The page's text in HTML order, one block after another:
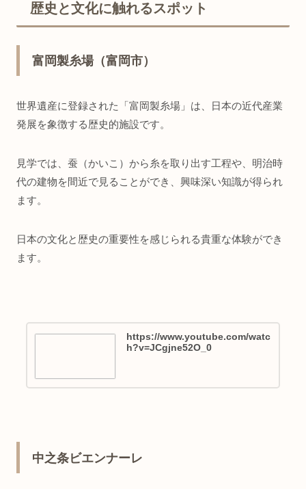
歴史と文化に触れるスポット
富岡製糸場（富岡市）
世界遺産に登録された「富岡製糸場」は、日本の近代産業
発展を象徴する歴史的施設です。
見学では、蚕（かいこ）から糸を取り出す工程や、明治時
代の建物を間近で見ることができ、興味深い知識が得られ
ます。
日本の文化と歴史の重要性を感じられる貴重な体験ができ
ます。
https://www.youtube.com/watc
h?v=JCgjne52O_0
中之条ビエンナーレ